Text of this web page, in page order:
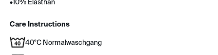
•10% Elasthan
Care Instructions
40°C Normalwaschgang